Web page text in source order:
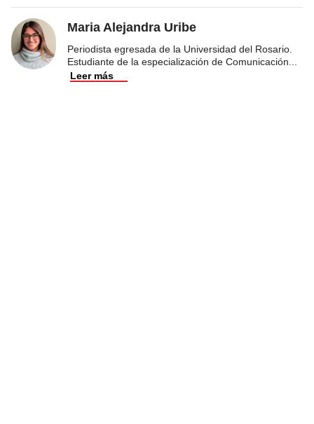
Maria Alejandra Uribe
Periodista egresada de la Universidad del Rosario.
Estudiante de la especialización de Comunicación
Leer más